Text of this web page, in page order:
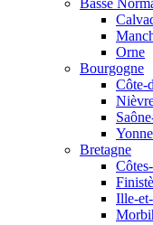
Basse
Orne
Bourgogne
Côte-
Yonne
Bretagne
Ille-